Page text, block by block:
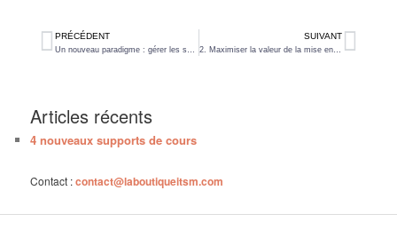
PRÉCÉDENT SUIVANT
2. Maximiser la valeur de la mise en place d’un processus et de son livrable
Articles récents
4 nouveaux supports de cours
Contact :contact@laboutiqueitsm.com